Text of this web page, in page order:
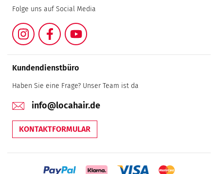
Folge uns auf Social Media
InstagramFacebookYouTube
Kundendienstbüro
Haben Sie eine Frage? Unser Team ist da
info@locahair.de
KONTAKTFORMULAR